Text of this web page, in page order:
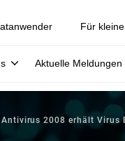
Für
Aktuelle Meldungen
2008 erhält Virus